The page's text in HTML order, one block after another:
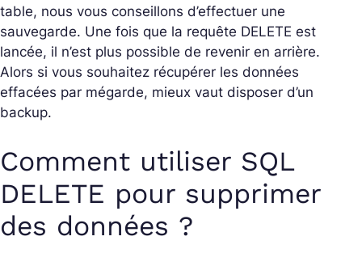
table, nous vous conseillons d’effectuer une
sauvegarde. Une fois que la requête DELETE est
lancée, il n’est plus possible de revenir en arrière.
Alors si vous souhaitez récupérer les données
effacées par mégarde, mieux vaut disposer d’un
backup.
Comment utiliser SQL
DELETE pour supprimer
des données ?